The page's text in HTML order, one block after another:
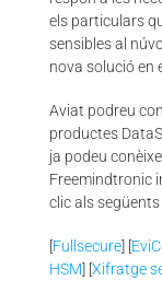
els particulars
sensibles al
nova solució en
Aviat podreu
productes
ja podeu
Freemindtronic
clic als
[Fullsecure] [
HSM] [Xifratge